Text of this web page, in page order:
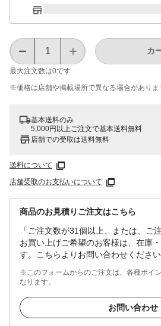
最大注文数は0です
カ
※価格は​店舗や​掲載場所で​異なる​場合が​ありま
基本送料のみ
5,000円以上ご注文で基本送料無料
店舗での受取は送料無料
送料について
店舗受取のお支払いについて
商品のお見積りご注文はこちら
「ご注文数が31個以上、または、ご
お買い上げご希望のお客様は、在庫
す。こちらよりお問い合わせください
※このフォームからのご注文は、各種ポイ
なります。
お問い合わせ